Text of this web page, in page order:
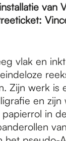
van
vlak en
Zijn werk is
en zijn
in